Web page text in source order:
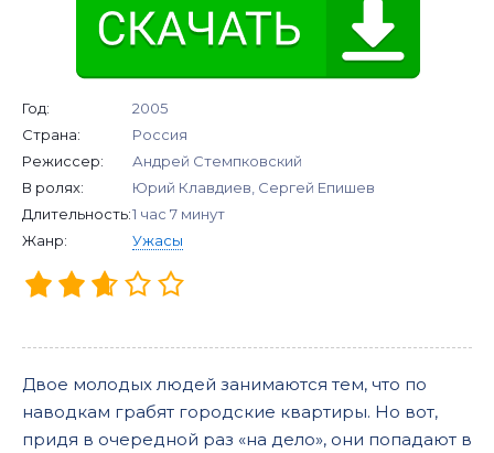
Год:
2005
Страна:
Россия
Режиссер:
Андрей Стемпковский
В ролях:
Юрий Клавдиев, Сергей Епишев
Длительность:1 час 7 минут
Жанр:
Ужасы
Двое молодых людей занимаются тем, что по
наводкам грабят городские квартиры. Но вот,
придя в очередной раз «на дело», они попадают в